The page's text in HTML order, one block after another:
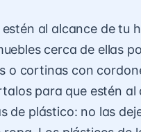
al alcance de tu
cerca de ellas
o cortinas con
para que estén al
de plástico: no las